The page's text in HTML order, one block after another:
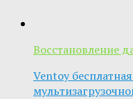
Восстановление
Ventoy